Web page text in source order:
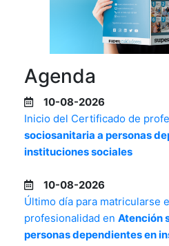
Agenda
10-08-2026
Inicio del Certificado de
sociosanitaria a personas
instituciones sociales
10-08-2026
Último día para matricularse
profesionalidad en Atención
personas dependientes en